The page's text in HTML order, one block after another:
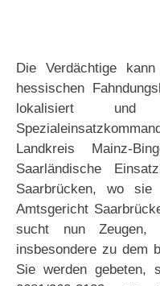
Die Verdächtige
hessischen
lokalisiert
Landkreis Mainz-
Saarländische
Saarbrücken, wo sie
Amtsgericht
sucht nun Zeugen,
insbesondere zu dem
Sie werden gebeten,